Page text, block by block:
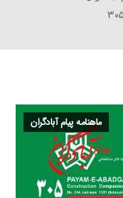
ماهنامه پیام آبادگران